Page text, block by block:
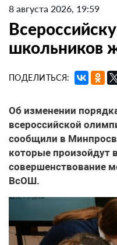
8 августа 2026, 19:59
школьников
ПОДЕЛИТЬСЯ:
Об изменении
всероссийской
сообщили в
которые произойдут
совершенствование
ВсОШ.